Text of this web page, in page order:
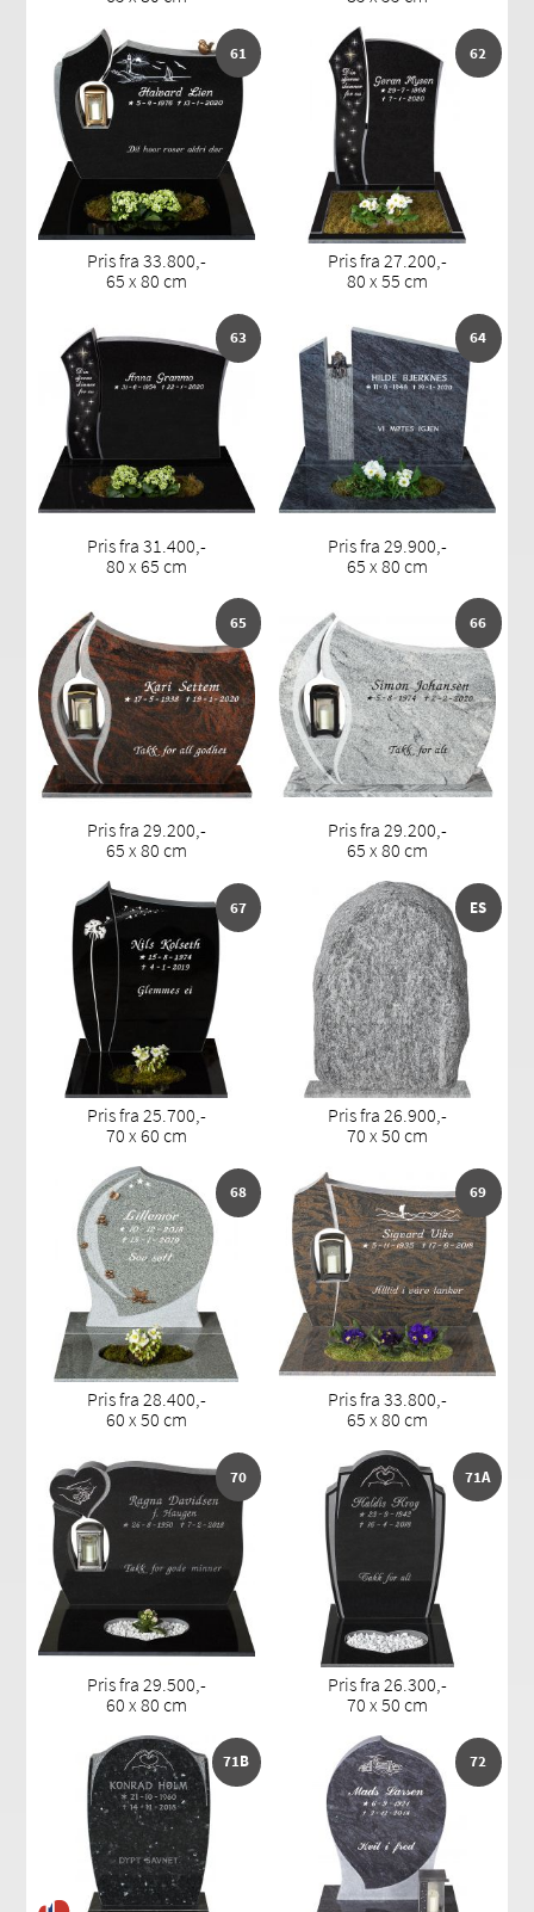
61
Pris fra 33.800,-
65 x 80 cm
62
Pris fra 27.200,-
80 x 55 cm
63
Pris fra 31.400,-
80 x 65 cm
64
Pris fra 29.900,-
65 x 80 cm
65
Pris fra 29.200,-
65 x 80 cm
66
Pris fra 29.200,-
65 x 80 cm
67
Pris fra 25.700,-
70 x 60 cm
ES
Pris fra 26.900,-
70 x 50 cm
68
Pris fra 28.400,-
60 x 50 cm
69
Pris fra 33.800,-
65 x 80 cm
70
Pris fra 29.500,-
60 x 80 cm
71A
Pris fra 26.300,-
70 x 50 cm
71B 72